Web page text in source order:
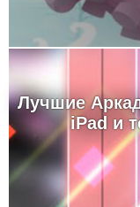
Лучшие
iPad и